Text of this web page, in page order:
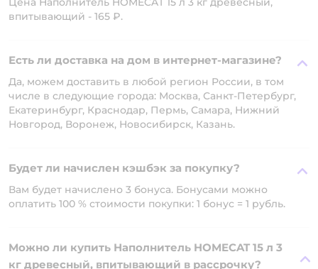
впитывающий - 165 ₽.
Есть ли доставка на дом в интернет-магазине?
Да, можем доставить в любой регион России, в том
числе в следующие города: Москва, Санкт-Петербург,
Екатеринбург, Краснодар, Пермь, Самара, Нижний
Новгород, Воронеж, Новосибирск, Казань.
Будет ли начислен кэшбэк за покупку?
Вам будет начислено 3 бонуса. Бонусами можно
оплатить 100 % стоимости покупки: 1 бонус = 1 рубль.
Можно ли купить Наполнитель HOMECAT 15 л 3
кг древесный, впитывающий в рассрочку?